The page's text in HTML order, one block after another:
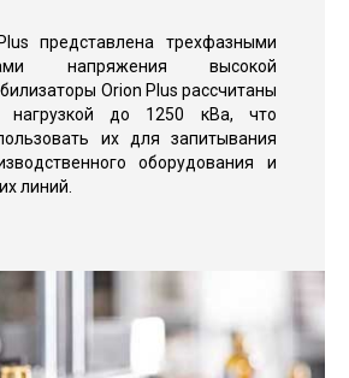
представлена трехфазными
напряжения высокой
Orion Plus рассчитаны
до 1250 кВа, что
их для запитывания
оборудования и
линий.